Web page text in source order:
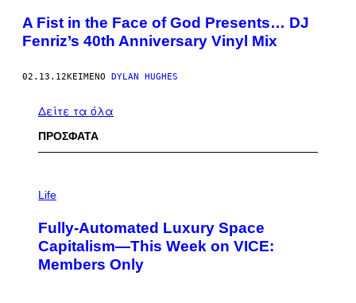
A Fist in the Face of God Presents… DJ
Fenriz’s 40th Anniversary Vinyl Mix
02.13.12ΚΕΊΜΕΝΟ DYLAN HUGHES
Δείτε τα όλα
ΠΡΟΣΦΑΤΑ
M
E
:
N
I
Life
Fully-Automated Luxury Space
Capitalism—This Week on VICE:
Members Only